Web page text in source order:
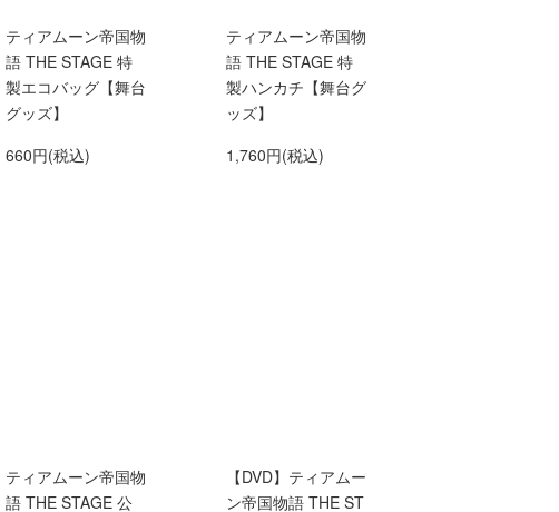
ティアムーン帝国物
語 THE STAGE 特
製エコバッグ【舞台
グッズ】
660円(税込)
ティアムーン帝国物
語 THE STAGE 特
製ハンカチ【舞台グ
ッズ】
1,760円(税込)
ティアムーン帝国物
語 THE STAGE 公
【DVD】ティアムー
ン帝国物語 THE ST